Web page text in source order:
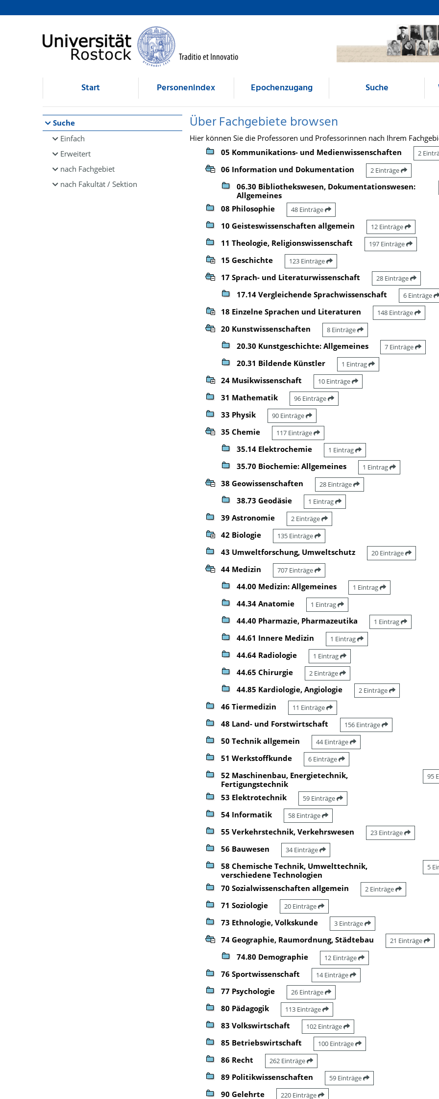
Browsen
direkt zum Inhalt
Start Personenindex Epochenzugang Suche
Suche
Einfach
Erweitert
nach Fachgebiet
nach Fakultät / Sektion
Über Fachgebiete browsen
Hier können Sie die Professoren und Professorinnen nach Ihrem
05 Kommunikations- und Medienwissenschaften
2
06 Information und Dokumentation 2 Einträge
06.30 Bibliothekswesen, Dokumentationswesen:
Allgemeines
08 Philosophie 48 Einträge
10 Geisteswissenschaften allgemein 12 Einträge
11 Theologie, Religionswissenschaft 197 Einträge
15 Geschichte 123 Einträge
17 Sprach- und Literaturwissenschaft 28 Einträge
17.14 Vergleichende Sprachwissenschaft 6 Einträge
18 Einzelne Sprachen und Literaturen 148 Einträge
20 Kunstwissenschaften 8 Einträge
20.30 Kunstgeschichte: Allgemeines 7 Einträge
20.31 Bildende Künstler 1 Eintrag
24 Musikwissenschaft 10 Einträge
31 Mathematik 96 Einträge
33 Physik 90 Einträge
35 Chemie 117 Einträge
35.14 Elektrochemie 1 Eintrag
35.70 Biochemie: Allgemeines 1 Eintrag
38 Geowissenschaften 28 Einträge
38.73 Geodäsie 1 Eintrag
39 Astronomie 2 Einträge
42 Biologie 135 Einträge
43 Umweltforschung, Umweltschutz 20 Einträge
44 Medizin 707 Einträge
44.00 Medizin: Allgemeines 1 Eintrag
44.34 Anatomie 1 Eintrag
44.40 Pharmazie, Pharmazeutika 1 Eintrag
44.61 Innere Medizin 1 Eintrag
44.64 Radiologie 1 Eintrag
44.65 Chirurgie 2 Einträge
44.85 Kardiologie, Angiologie 2 Einträge
46 Tiermedizin 11 Einträge
48 Land- und Forstwirtschaft 156 Einträge
50 Technik allgemein 44 Einträge
51 Werkstoffkunde 6 Einträge
52 Maschinenbau, Energietechnik,
Fertigungstechnik
95
53 Elektrotechnik 59 Einträge
54 Informatik 58 Einträge
55 Verkehrstechnik, Verkehrswesen 23 Einträge
56 Bauwesen 34 Einträge
58 Chemische Technik, Umwelttechnik,
verschiedene Technologien
5
70 Sozialwissenschaften allgemein 2 Einträge
71 Soziologie 20 Einträge
73 Ethnologie, Volkskunde 3 Einträge
74 Geographie, Raumordnung, Städtebau 21 Einträge
74.80 Demographie 12 Einträge
76 Sportwissenschaft 14 Einträge
77 Psychologie 26 Einträge
80 Pädagogik 113 Einträge
83 Volkswirtschaft 102 Einträge
85 Betriebswirtschaft 100 Einträge
86 Recht 262 Einträge
89 Politikwissenschaften 59 Einträge
90 Gelehrte 220 Einträge